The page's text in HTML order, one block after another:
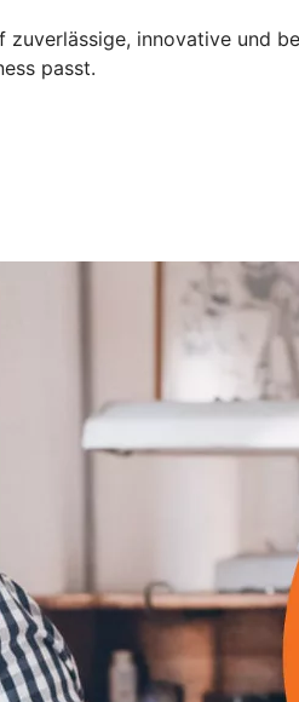
innovative und
passt.